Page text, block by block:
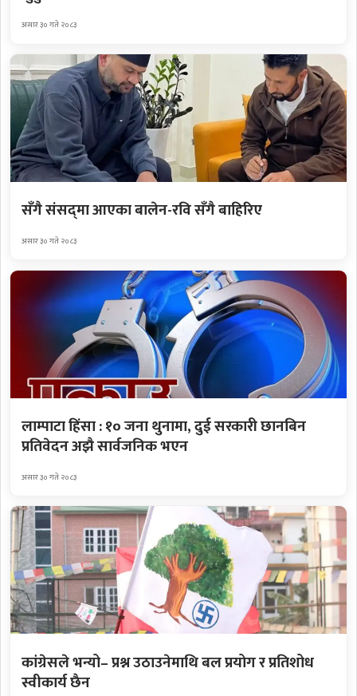
असार ३० गते २०८३
सँगै संसद्‌मा आएका बालेन-रवि सँगै बाहिरिए
असार ३० गते २०८३
लाम्पाटा हिंसा : १० जना थुनामा, दुई सरकारी छानबिन
प्रतिवेदन अझै सार्वजनिक भएन
असार ३० गते २०८३
कांग्रेसले भन्यो– प्रश्न उठाउनेमाथि बल प्रयोग र प्रतिशोध
स्वीकार्य छैन